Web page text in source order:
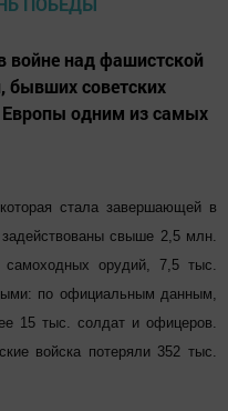
войне над фашистской
бывших советских
Европы одним из самых
стала завершающей в
свыше 2,5 млн.
орудий, 7,5 тыс.
по официальным данным,
15 тыс. солдат и офицеров.
войска потеряли 352 тыс.